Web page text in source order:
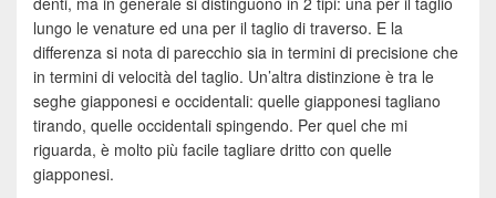
lungo le venature ed una per il taglio di traverso. E la
differenza si nota di parecchio sia in termini di precisione che
in termini di velocità del taglio. Un’altra distinzione è tra le
seghe giapponesi e occidentali: quelle giapponesi tagliano
tirando, quelle occidentali spingendo. Per quel che mi
riguarda, è molto più facile tagliare dritto con quelle
giapponesi.